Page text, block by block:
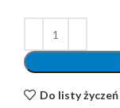
Do listy życzeń